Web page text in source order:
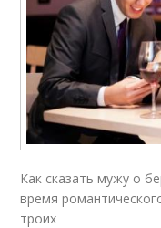
Как сказать мужу о
время
троих